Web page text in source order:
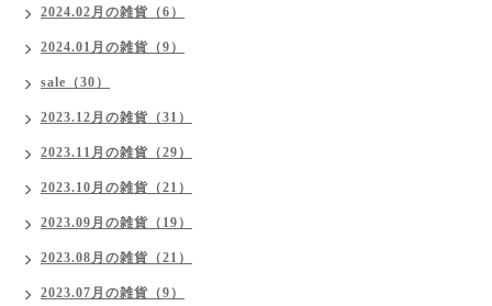
2024.02月の雑貨（6）
2024.01月の雑貨（9）
sale（30）
2023.12月の雑貨（31）
2023.11月の雑貨（29）
2023.10月の雑貨（21）
2023.09月の雑貨（19）
2023.08月の雑貨（21）
2023.07月の雑貨（9）